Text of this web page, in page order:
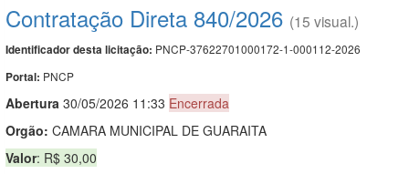
Contratação Direta 840/2026 (15 visual.)
Identificador desta licitação: PNCP-37622701000172-1-000112-2026
Portal: PNCP
Abertura 30/05/2026 11:33 Encerrada
Orgão: CAMARA MUNICIPAL DE GUARAITA
Valor: R$ 30,00